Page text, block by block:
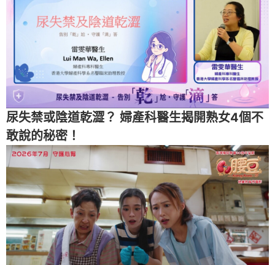
尿失禁或陰道乾澀？ 婦產科醫生揭開熟女4個不
敢說的秘密！